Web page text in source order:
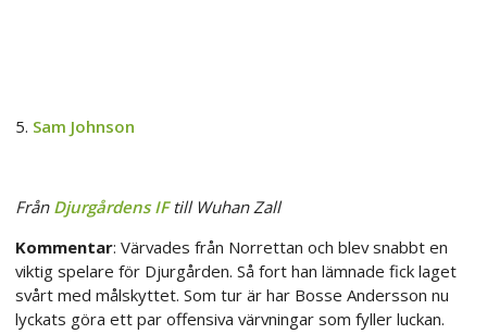
5. Sam Johnson
Från Djurgårdens IFtill Wuhan Zall
Kommentar: Värvades från Norrettan och blev snabbt en
viktig spelare för Djurgården. Så fort han lämnade fick laget
svårt med målskyttet. Som tur är har Bosse Andersson nu
lyckats göra ett par offensiva värvningar som fyller luckan.